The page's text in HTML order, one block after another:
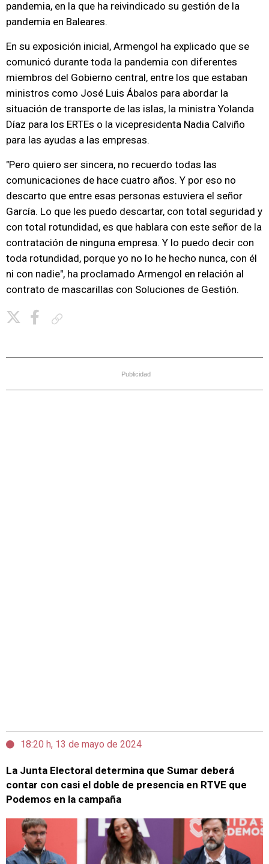
pandemia, en la que ha reivindicado su gestión de la
pandemia en Baleares.
En su exposición inicial, Armengol ha explicado que se
comunicó durante toda la pandemia con diferentes
miembros del Gobierno central, entre los que estaban
ministros como José Luis Ábalos para abordar la
situación de transporte de las islas, la ministra Yolanda
Díaz para los ERTEs o la vicepresidenta Nadia Calviño
para las ayudas a las empresas.
"Pero quiero ser sincera, no recuerdo todas las
comunicaciones de hace cuatro años. Y por eso no
descarto que entre esas personas estuviera el señor
García. Lo que les puedo descartar, con total seguridad y
con total rotundidad, es que hablara con este señor de la
contratación de ninguna empresa. Y lo puedo decir con
toda rotundidad, porque yo no lo he hecho nunca, con él
ni con nadie", ha proclamado Armengol en relación al
contrato de mascarillas con Soluciones de Gestión.
Publicidad
18:20 h, 13 de mayo de 2024
La Junta Electoral determina que Sumar deberá
contar con casi el doble de presencia en RTVE que
Podemos en la campaña